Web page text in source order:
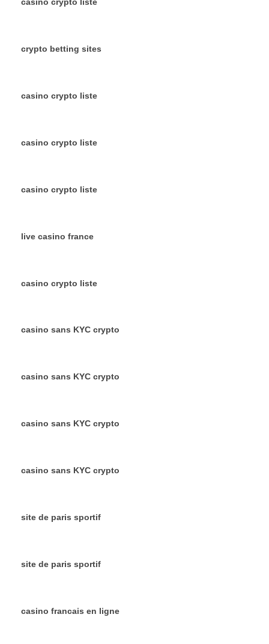
casino crypto liste
crypto betting sites
casino crypto liste
casino crypto liste
casino crypto liste
live casino france
casino crypto liste
casino sans KYC crypto
casino sans KYC crypto
casino sans KYC crypto
casino sans KYC crypto
site de paris sportif
site de paris sportif
casino francais en ligne